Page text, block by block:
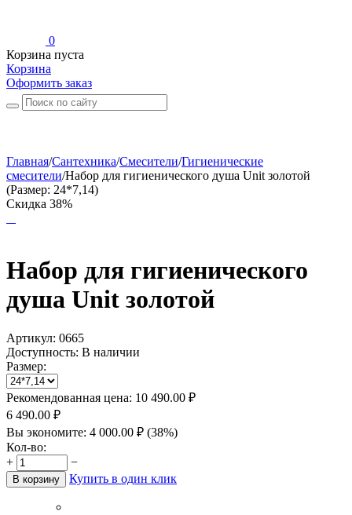
0
Корзина пуста
Корзина
Оформить заказ
Главная/Сантехника/Смесители/Гигиенические
смесители/Набор для гигиенического душа Unit золотой
(Размер: 24*7,14)
Скидка 38%
Набор для гигиенического
душа Unit золотой
Артикул: 0665
Доступность: В наличии
Размер:
Рекомендованная цена: 10 490.00 ₽
6 490.00 ₽
Вы экономите: 4 000.00 ₽ (38%)
Кол-во:
+
−
В корзину Купить в один клик